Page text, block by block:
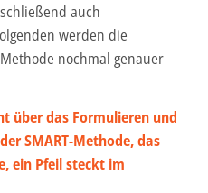
auch
werden die
nochmal genauer